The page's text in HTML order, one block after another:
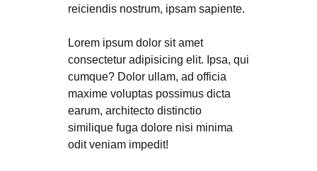
reiciendis nostrum, ipsam sapiente.
Lorem ipsum dolor sit amet
consectetur adipisicing elit. Ipsa, qui
cumque? Dolor ullam, ad officia
maxime voluptas possimus dicta
earum, architecto distinctio
similique fuga dolore nisi minima
odit veniam impedit!